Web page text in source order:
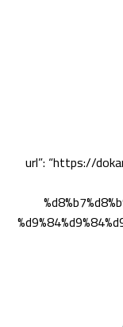
“url”: “https://